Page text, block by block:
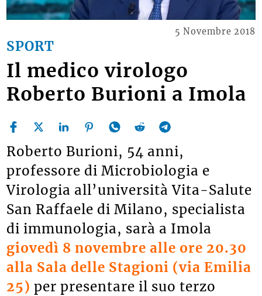
SPORT
5 Novembre 2018
Il medico virologo
Roberto Burioni a Imola
Roberto Burioni, 54 anni,
professore di Microbiologia e
Virologia all’università Vita-Salute
San Raffaele di Milano, specialista
di immunologia, sarà a Imola
giovedì 8 novembre alle ore 20.30
alla Sala delle Stagioni (via Emilia
25) per presentare il suo terzo